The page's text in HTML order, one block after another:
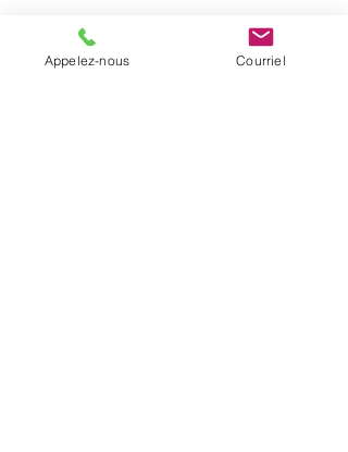
Nom et prénom
Appelez-nous Courriel